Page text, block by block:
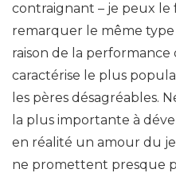
contraignant – je peux le
remarquer le même
raison de la
caractérise le plus
les pères désagréables.
la plus importante à
en réalité un amour du
ne promettent presque